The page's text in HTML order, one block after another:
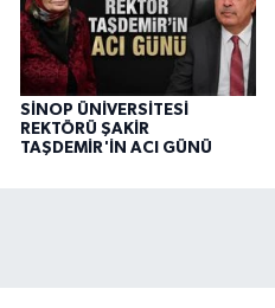
SİNOP ÜNİVERSİTESİ
REKTÖRÜ ŞAKİR
TAŞDEMİR'İN ACI GÜNÜ